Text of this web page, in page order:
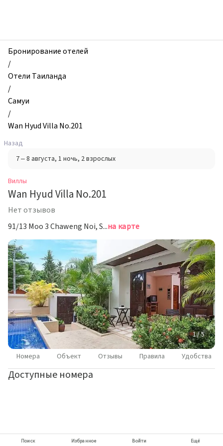
Wan
Hyud
Villa
No.201,
Самуи,
Таиланд
Бронирование отелей
/
Отели Таиланда
/
Самуи
/
Wan Hyud Villa No.201
Назад
7 – 8 августа, 1 ночь, 2 взрослых
Виллы
Wan Hyud Villa No.201
Нет отзывов
91/13 Moo 3 Chaweng Noi, Suratthani, Самуина карте
1 / 5
Номера Объект Отзывы Правила Удобства
Доступные номера
Поиск Избранное Войти Ещё